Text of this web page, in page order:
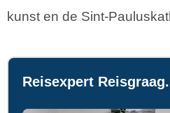
kunst en de Sint-
Reisexpert